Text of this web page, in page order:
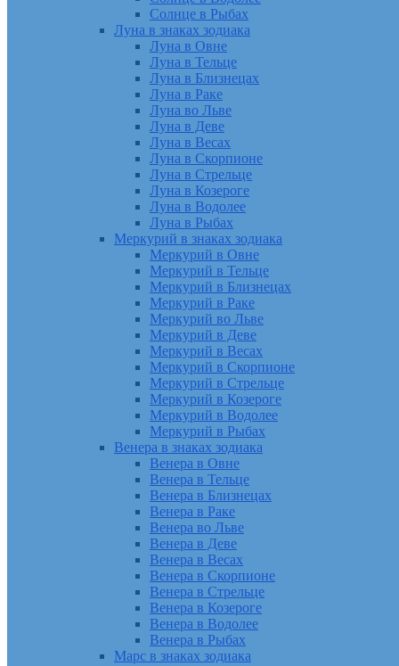
Солнце в Рыбах
Луна в знаках зодиака
Луна в Овне
Луна в Тельце
Луна в Близнецах
Луна в Раке
Луна во Льве
Луна в Деве
Луна в Весах
Луна в Скорпионе
Луна в Стрельце
Луна в Козероге
Луна в Водолее
Луна в Рыбах
Меркурий в знаках зодиака
Меркурий в Овне
Меркурий в Тельце
Меркурий в Близнецах
Меркурий в Раке
Меркурий во Льве
Меркурий в Деве
Меркурий в Весах
Меркурий в Скорпионе
Меркурий в Стрельце
Меркурий в Козероге
Меркурий в Водолее
Меркурий в Рыбах
Венера в знаках зодиака
Венера в Овне
Венера в Тельце
Венера в Близнецах
Венера в Раке
Венера во Льве
Венера в Деве
Венера в Весах
Венера в Скорпионе
Венера в Стрельце
Венера в Козероге
Венера в Водолее
Венера в Рыбах
Марс в знаках зодиака